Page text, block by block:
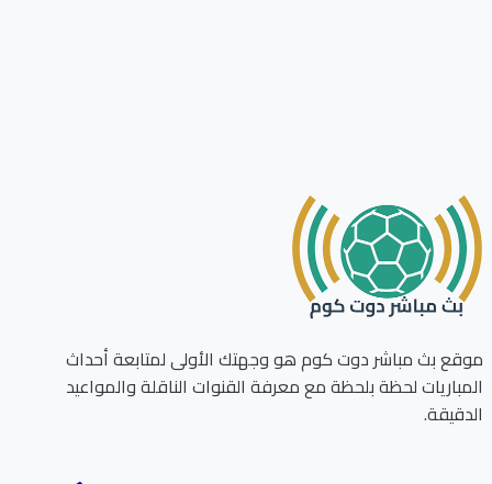
بث مباشر دوت كوم هو وجهتك الأولى لمتابعة أحداث
لحظة بلحظة مع معرفة القنوات الناقلة والمواعيد